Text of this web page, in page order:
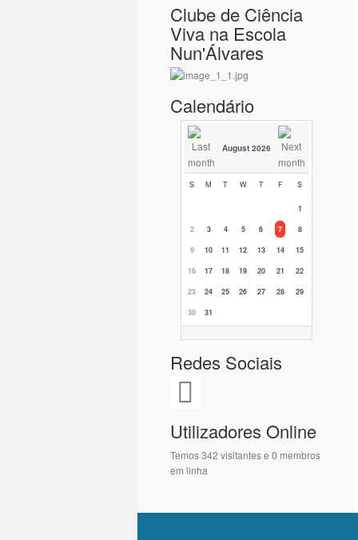
Clube de Ciência
Viva na Escola
Nun'Álvares
Calendário
August 2026
S M T W T F S
1
2
3 4 5 6 7
8
9
10 11 12 13 14
15
16
17 18 19 20 21
22
23
24 25 26 27 28
29
30
31
Redes Sociais
Utilizadores Online
Temos 342 visitantes e 0 membros
em linha